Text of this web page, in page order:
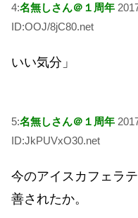
4:名無しさん＠１周年
ID:OOJ/8jC80.net
いい気分」
5:名無しさん＠１周年
ID:JkPUVxO30.net
今のアイスカフェラ
善されたか。